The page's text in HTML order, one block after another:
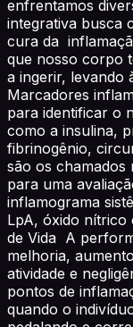
enfrentamos
integrativa busca
cura da
que nosso corpo
a ingerir, levando
Marcadores
para identificar o
como a insulina,
fibrinogênio,
são os
para uma
inflamograma
LpA, óxido nítrico
de Vida A
melhoria,
atividade e
pontos de
quando o